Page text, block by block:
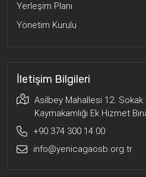
Yerleşim Planı
Yönetim Kurulu
İletişim Bilgileri
Asilbey Mahallesi 12.
Kaymakamlığı Ek Hizmet
+90 374 300 14 00
info@yenicagaosb.org.tr